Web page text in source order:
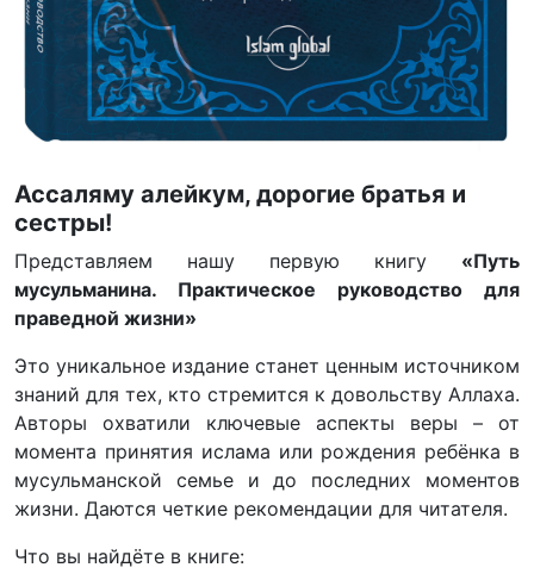
Ассаляму алейкум, дорогие братья и
сестры!
Представляем нашу первую книгу «Путь
мусульманина. Практическое руководство для
праведной жизни»
Это уникальное издание станет ценным источником
знаний для тех, кто стремится к довольству Аллаха.
Авторы охватили ключевые аспекты веры – от
момента принятия ислама или рождения ребёнка в
мусульманской семье и до последних моментов
жизни. Даются четкие рекомендации для читателя.
Что вы найдёте в книге: